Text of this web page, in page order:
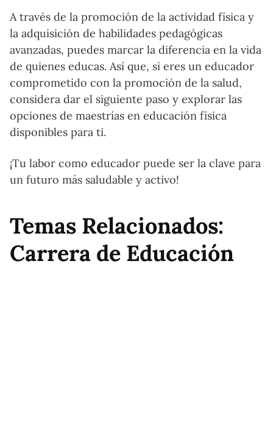
A través de la promoción de la actividad física y
la adquisición de habilidades pedagógicas
avanzadas, puedes marcar la diferencia en la vida
de quienes educas. Así que, si eres un educador
comprometido con la promoción de la salud,
considera dar el siguiente paso y explorar las
opciones de maestrías en educación física
disponibles para ti.
¡Tu labor como educador puede ser la clave para
un futuro más saludable y activo!
Temas Relacionados:
Carrera de Educación